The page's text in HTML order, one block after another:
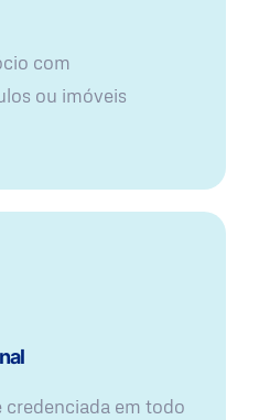
com
ou imóveis
credenciada em todo